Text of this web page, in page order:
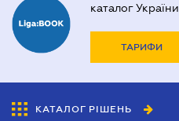
каталог України
ТАРИФИ
КАТАЛОГ РІШЕНЬ